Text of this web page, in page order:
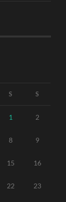
S S
1 2
8 9
15 16
22 23